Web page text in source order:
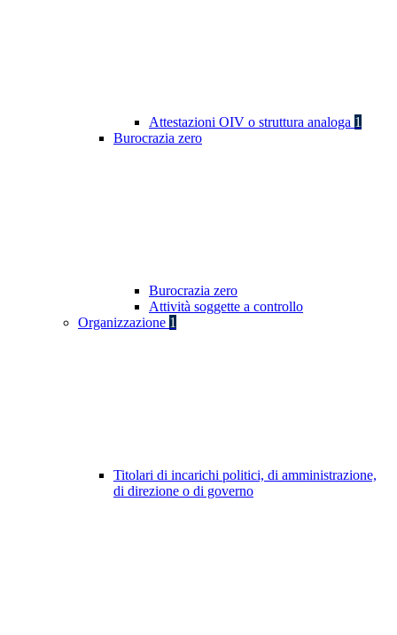
Attestazioni OIV o struttura analoga 1
Burocrazia zero
Burocrazia zero
Attività soggette a controllo
Organizzazione 1
Titolari di incarichi politici, di amministrazione,
di direzione o di governo